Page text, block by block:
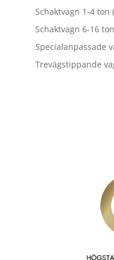
Schaktvagn 1-4 ton
Schaktvagn 6-16 ton
Specialanpassade
Trevägstippande